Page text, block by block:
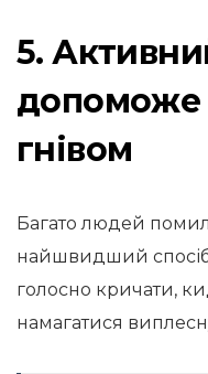
5.
допоможе
гнівом
Багато людей
найшвидший спосіб
голосно кричати,
намагатися